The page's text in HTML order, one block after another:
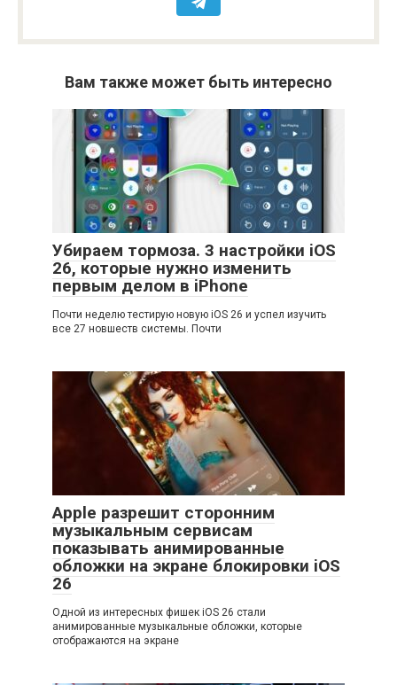
Вам также может быть интересно
Убираем тормоза. 3 настройки iOS
26, которые нужно изменить
первым делом в iPhone
Почти неделю тестирую новую iOS 26 и успел изучить
все 27 новшеств системы. Почти
Apple разрешит сторонним
музыкальным сервисам
показывать анимированные
обложки на экране блокировки iOS
26
Одной из интересных фишек iOS 26 стали
анимированные музыкальные обложки, которые
отображаются на экране